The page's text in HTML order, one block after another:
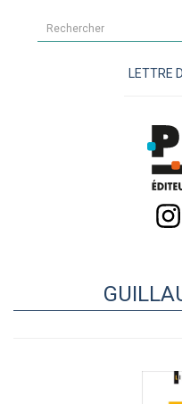
sur
site
LETTRE